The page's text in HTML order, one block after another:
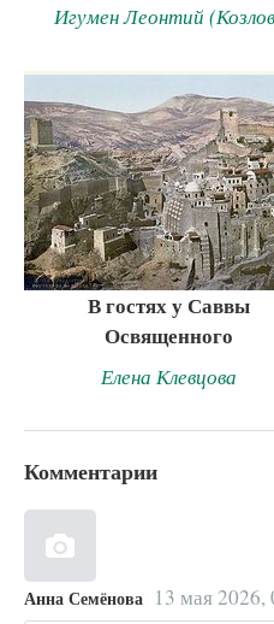
Игумен Леонтий
В гостях у Саввы
Освященного
Елена Клевцова
Комментарии
Анна Семёнова 13 мая 2026,